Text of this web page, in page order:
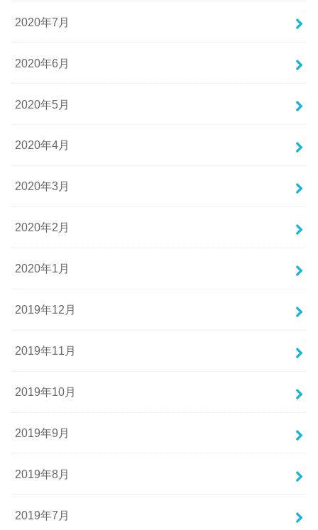
2020年7月
2020年6月
2020年5月
2020年4月
2020年3月
2020年2月
2020年1月
2019年12月
2019年11月
2019年10月
2019年9月
2019年8月
2019年7月